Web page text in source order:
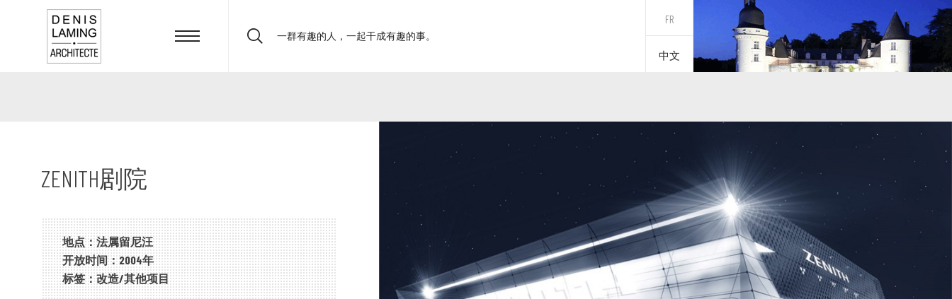
Search:一群有趣的人，一起干成有趣的事。
FR
中文
ZENITH剧院
地点：法属留尼汪
开放时间：2004年
标签：改造/其他项目